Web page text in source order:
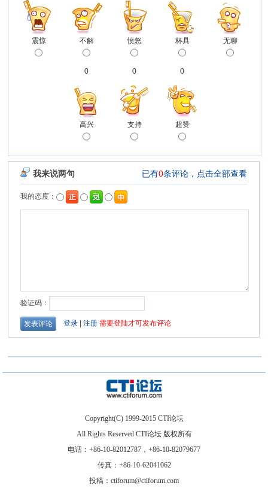
震惊 不解 愤怒 杯具 无聊
0
高兴
0
支持
0
超赞
Copyright(C) 1999-2015 CTI论坛
All Rights Reserved CTI论坛 版权所有
电话：+86-10-82012787，+86-10-82079677
传真：+86-10-62041062
投稿：ctiforum@ctiforum.com